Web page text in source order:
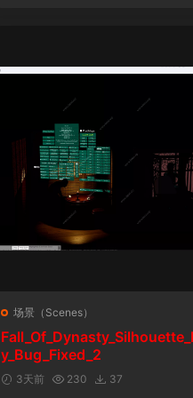
场景（Scenes）
y_Bug_Fixed_2
3天前 230 37